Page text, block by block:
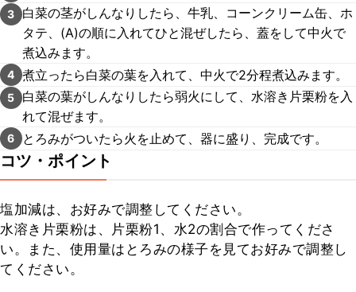
3
白菜の茎がしんなりしたら、牛乳、コーンクリーム缶、ホ
タテ、(A)の順に入れてひと混ぜしたら、蓋をして中火で
煮込みます。
4 煮立ったら白菜の葉を入れて、中火で2分程煮込みます。
5
白菜の葉がしんなりしたら弱火にして、水溶き片栗粉を入
れて混ぜます。
6 とろみがついたら火を止めて、器に盛り、完成です。
コツ・ポイント
塩加減は、お好みで調整してください。
水溶き片栗粉は、片栗粉1、水2の割合で作ってくださ
い。また、使用量はとろみの様子を見てお好みで調整し
てください。